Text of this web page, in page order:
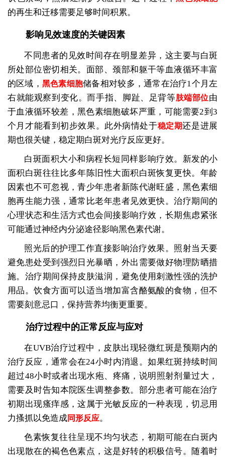
的再生和迁移需要足够时间积累。
影响见效速度的关键因素
不同患者的见效时间存在明显差异，这主要与白斑
所处部位密切相关。面部、颈部和躯干等血液循环丰富
的区域， 黑色素细胞储备相对较多，通常在治疗1个月左
右就能观察到变化。而手指、脚趾、足背等肢端部位由
于血液循环较差，黑色素细胞破坏严重，可能需要2到3
个月才能看到初步效果。此外病情处于稳定期还是进展
期也很关键，稳定期白斑对光疗反应更好。
白斑面积大小和病程长短同样影响疗效。新发的小
面积白斑往往比多年陈旧性大面积白斑恢复更快。年龄
因素也不可忽视，青少年患者新陈代谢旺盛，黑色素细
胞再生能力强，通常比老年患者见效更快。治疗期间的
心理状态和生活方式也会间接影响疗效，长期焦虑紧张
可能通过神经内分泌途径影响黑色素代谢。
照光后的护理工作直接影响治疗效果。照射当天要
避免患处受到强烈日光暴晒，外出需要做好物理防晒措
施。治疗期间保持皮肤滋润，避免使用刺激性强的洗护
用品。饮食方面可以适当增加富含酪氨酸的食物，但不
需要刻意忌口，保持营养均衡更重要。
治疗过程中的正常反应与应对
在UVB治疗过程中，皮肤出现轻微红斑是预期内的
治疗反应，通常会在24小时内消退。如果红斑持续时间
超过48小时或者出现水疱、疼痛，说明照射剂量过大，
需要及时告知本院医生调整参数。部分患者可能在治疗
初期出现瘙痒感，这属于光敏反应的一种表现，切忌用
力搔抓以免造成同形反应。
色素恢复往往呈现不均匀状态，初期可能在白斑内
出现散在的褐色色素点，这是好转的积极信号。随着时